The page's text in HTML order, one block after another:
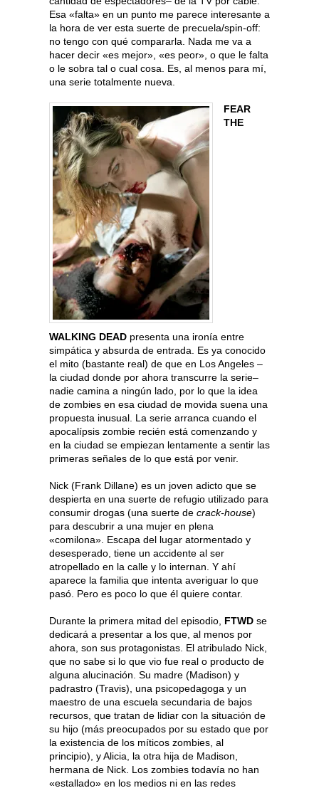
Esa «falta» en un punto me parece interesante a
la hora de ver esta suerte de precuela/spin-off:
no tengo con qué compararla. Nada me va a
hacer decir «es mejor», «es peor», o que le falta
o le sobra tal o cual cosa. Es, al menos para mí,
una serie totalmente nueva.
FEAR
THE
WALKING DEAD presenta una ironía entre
simpática y absurda de entrada. Es ya conocido
el mito (bastante real) de que en Los Angeles –
la ciudad donde por ahora transcurre la serie–
nadie camina a ningún lado, por lo que la idea
de zombies en esa ciudad de movida suena una
propuesta inusual. La serie arranca cuando el
apocalípsis zombie recién está comenzando y
en la ciudad se empiezan lentamente a sentir las
primeras señales de lo que está por venir.
Nick (Frank Dillane) es un joven adicto que se
despierta en una suerte de refugio utilizado para
consumir drogas (una suerte de crack-house)
para descubrir a una mujer en plena
«comilona». Escapa del lugar atormentado y
desesperado, tiene un accidente al ser
atropellado en la calle y lo internan. Y ahí
aparece la familia que intenta averiguar lo que
pasó. Pero es poco lo que él quiere contar.
Durante la primera mitad del episodio, FTWD se
dedicará a presentar a los que, al menos por
ahora, son sus protagonistas. El atribulado Nick,
que no sabe si lo que vio fue real o producto de
alguna alucinación. Su madre (Madison) y
padrastro (Travis), una psicopedagoga y un
maestro de una escuela secundaria de bajos
recursos, que tratan de lidiar con la situación de
su hijo (más preocupados por su estado que por
la existencia de los míticos zombies, al
principio), y Alicia, la otra hija de Madison,
hermana de Nick. Los zombies todavía no han
«estallado» en los medios ni en las redes